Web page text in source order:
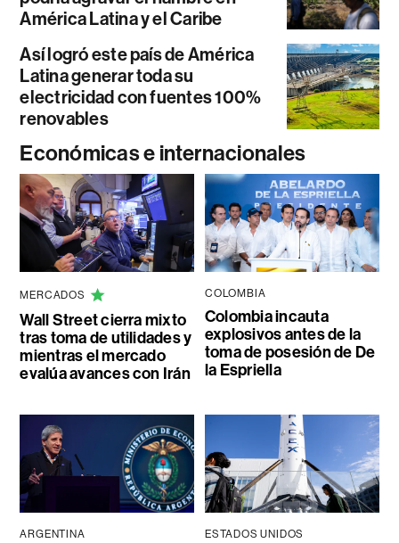
América Latina y el Caribe
Así logró este país de América
Latina generar toda su
electricidad con fuentes 100%
renovables
Económicas e internacionales
MERCADOS
Wall Street cierra mixto
tras toma de utilidades y
mientras el mercado
evalúa avances con Irán
COLOMBIA
Colombia incauta
explosivos antes de la
toma de posesión de De
la Espriella
ARGENTINA ESTADOS UNIDOS